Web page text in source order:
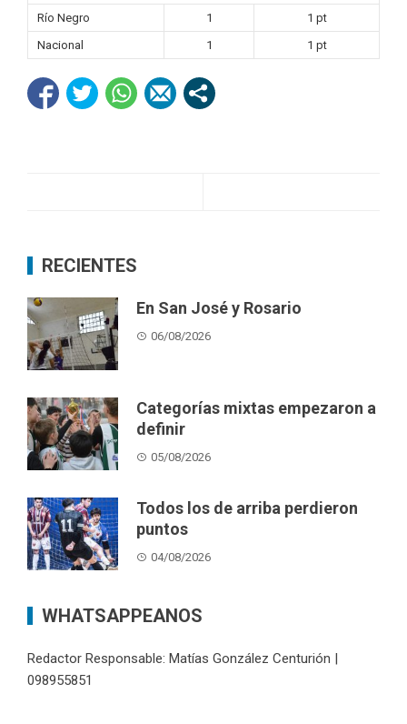
Río Negro 1
1 pt
Nacional
1 1 pt
RECIENTES
En San José y Rosario
06/08/2026
Categorías mixtas empezaron a
definir
05/08/2026
Todos los de arriba perdieron
puntos
04/08/2026
WHATSAPPEANOS
Redactor Responsable: Matías González Centurión |
098955851